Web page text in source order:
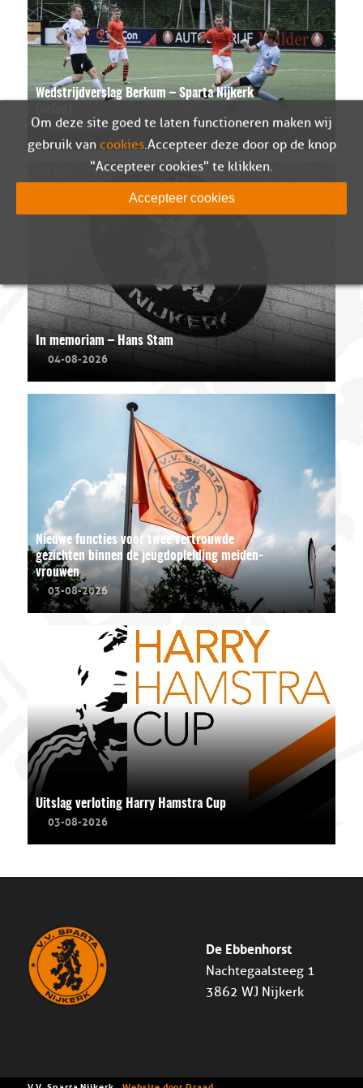
Wedstrijdverslag Berkum – Sparta Nijkerk
05-08-2026
In memoriam – Hans Stam
04-08-2026
Nieuwe functies voor twee vertrouwde
gezichten binnen de jeugdopleiding meiden-
vrouwen
03-08-2026
Uitslag verloting Harry Hamstra Cup
03-08-2026
De Ebbenhorst
Nachtegaalsteeg 1
3862 WJ Nijkerk
Om deze site goed te laten functioneren maken wij
gebruik van cookies. Accepteer deze door op de knop
"Accepteer cookies" te klikken.
Accepteer cookies